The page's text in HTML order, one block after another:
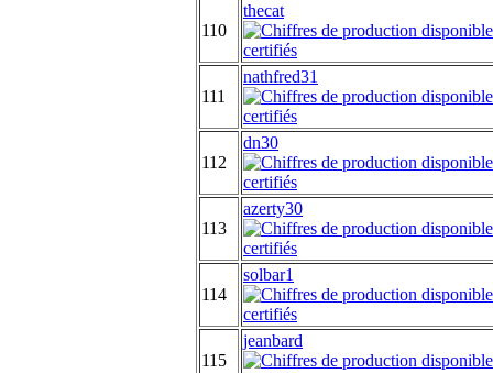
110
thecat
111
nathfred31
112
dn30
113
azerty30
114
solbar1
115
jeanbard